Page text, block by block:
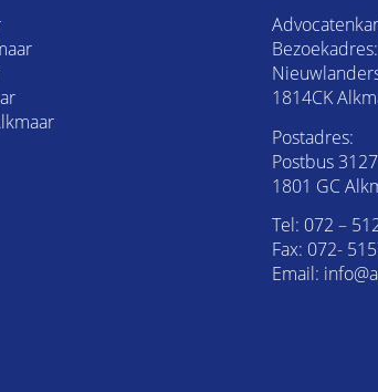
Bezoekadres:
1814CK
Postadres:
Postbus 3127
1801 GC
Tel: 072 –
Fax: 072-
Email: